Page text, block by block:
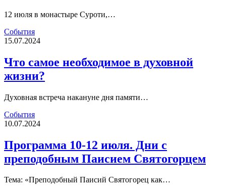
12 июля в монастыре Суроти,…
События
15.07.2024
Что самое необходимое в духовной
жизни?
Духовная встреча накануне дня памяти…
События
10.07.2024
Программа 10-12 июля. Дни с
преподобным Паисием Святогорцем
Тема: «Преподобный Паисий Святогорец как…